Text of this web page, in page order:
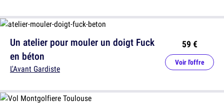
Un atelier pour mouler un doigt Fuck
en béton
L'Avant Gardiste
59 €
Voir l'offre